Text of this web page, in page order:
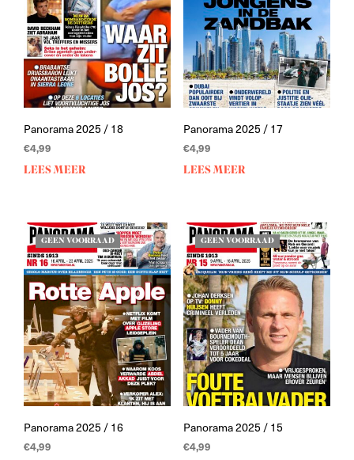
Panorama 2025 / 18
€4,99
LEES MEER
Panorama 2025 / 17
€4,99
LEES MEER
GEEN VOORRAAD
Panorama 2025 / 16
€4,99
GEEN VOORRAAD
Panorama 2025 / 15
€4,99